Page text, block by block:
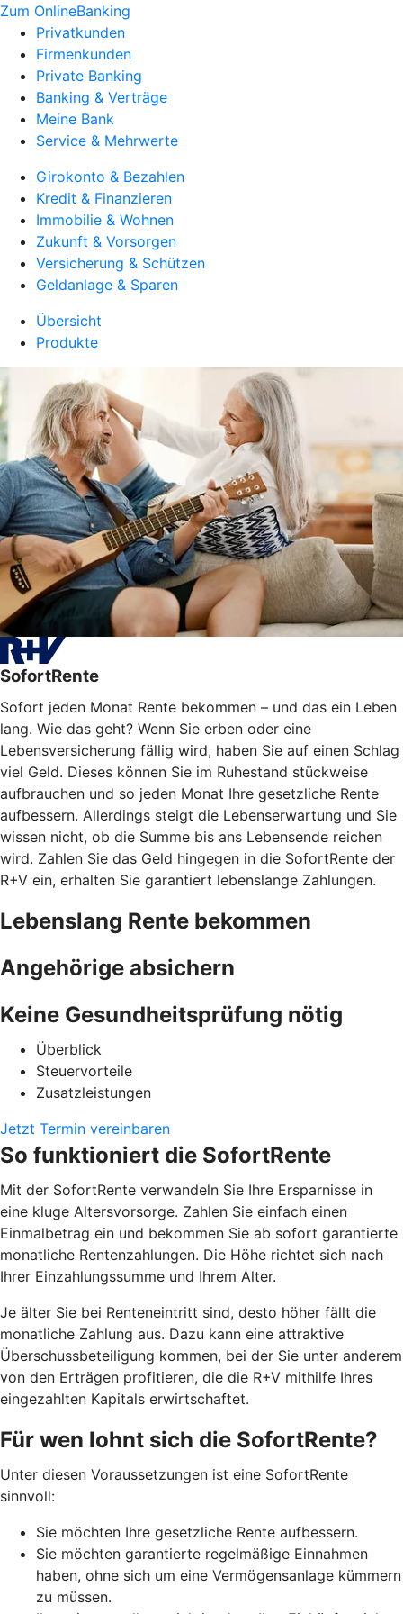
Zum OnlineBanking
Privatkunden
Firmenkunden
Private Banking
Banking & Verträge
Meine Bank
Service & Mehrwerte
Girokonto & Bezahlen
Kredit & Finanzieren
Immobilie & Wohnen
Zukunft & Vorsorgen
Versicherung & Schützen
Geldanlage & Sparen
Übersicht
Produkte
SofortRente
Sofort jeden Monat Rente bekommen – und das ein Leben
lang. Wie das geht? Wenn Sie erben oder eine
Lebensversicherung fällig wird, haben Sie auf einen Schlag
viel Geld. Dieses können Sie im Ruhestand stückweise
aufbrauchen und so jeden Monat Ihre gesetzliche Rente
aufbessern. Allerdings steigt die Lebenserwartung und Sie
wissen nicht, ob die Summe bis ans Lebensende reichen
wird. Zahlen Sie das Geld hingegen in die SofortRente der
R+V ein, erhalten Sie garantiert lebenslange Zahlungen.
Lebenslang Rente bekommen
Angehörige absichern
Keine Gesundheitsprüfung nötig
Überblick
Steuervorteile
Zusatzleistungen
Jetzt Termin vereinbaren
So funktioniert die SofortRente
Mit der SofortRente verwandeln Sie Ihre Ersparnisse in
eine kluge Altersvorsorge. Zahlen Sie einfach einen
Einmalbetrag ein und bekommen Sie ab sofort garantierte
monatliche Rentenzahlungen. Die Höhe richtet sich nach
Ihrer Einzahlungssumme und Ihrem Alter.
Je älter Sie bei Renteneintritt sind, desto höher fällt die
monatliche Zahlung aus. Dazu kann eine attraktive
Überschussbeteiligung kommen, bei der Sie unter anderem
von den Erträgen profitieren, die die R+V mithilfe Ihres
eingezahlten Kapitals erwirtschaftet.
Für wen lohnt sich die SofortRente?
Unter diesen Voraussetzungen ist eine SofortRente
sinnvoll:
Sie möchten Ihre gesetzliche Rente aufbessern.
Sie möchten garantierte regelmäßige Einnahmen
haben, ohne sich um eine Vermögensanlage kümmern
zu müssen.